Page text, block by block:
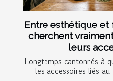
Entre esthétique
cherchent
leurs
Longtemps cantonnés à
les accessoires liés